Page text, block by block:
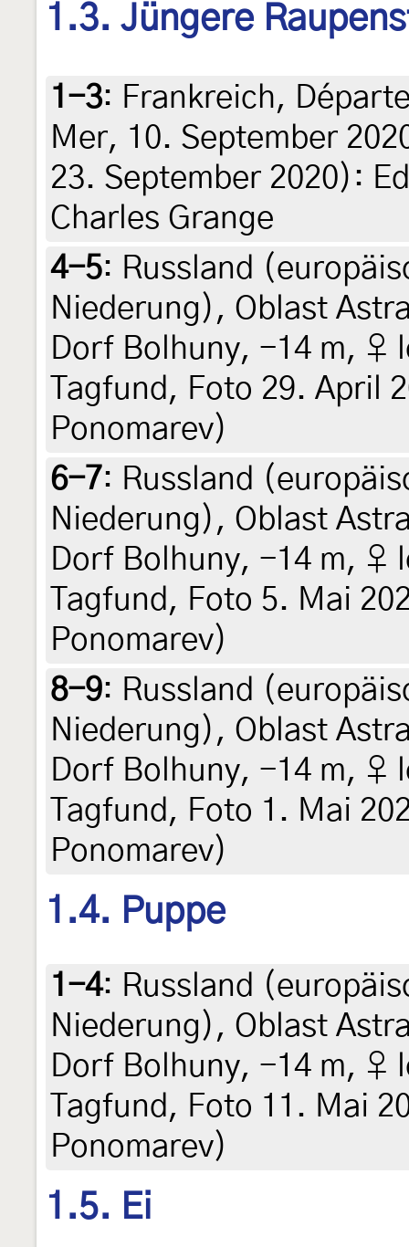
1.3. Jüngere
1-3: Frankreich,
Mer, 10. September
23. September 2020):
Charles Grange
4-5: Russland
Niederung), Oblast
Dorf Bolhuny, -14 m, ♀
Tagfund, Foto 29. April
Ponomarev)
6-7: Russland
Niederung), Oblast
Dorf Bolhuny, -14 m, ♀
Tagfund, Foto 5. Mai
Ponomarev)
8-9: Russland
Niederung), Oblast
Dorf Bolhuny, -14 m, ♀
Tagfund, Foto 1. Mai
Ponomarev)
1.4. Puppe
1-4: Russland
Niederung), Oblast
Dorf Bolhuny, -14 m, ♀
Tagfund, Foto 11. Mai
Ponomarev)
1.5. Ei